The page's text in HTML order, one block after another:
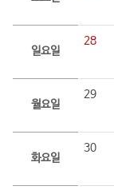
일요일
28
월요일
29
화요일
30